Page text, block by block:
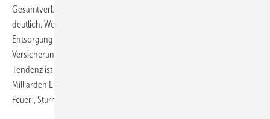
Gesamtverband der Deutschen Versicherungswirtschaft (GDV)
deutlich. Wegen einer Million Schäden – zwischen Ver- und
Entsorgung wird nicht differenziert – summierten sich die
Versicherungsleistungen auf 1,5 Milliarden Euro im Jahr 2008. Die
Tendenz ist stark steigend, denn im letzten Jahr waren es bereits 1,7
Milliarden Euro. Dies ist mehr als die Hälfte aller Leistungen, die für
Feuer-, Sturm- und Leitungswasserschäden ausgezahlt werden.